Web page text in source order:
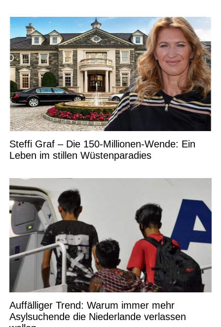
Steffi Graf – Die 150-Millionen-Wende: Ein
Leben im stillen Wüstenparadies
Auffälliger Trend: Warum immer mehr
Asylsuchende die Niederlande verlassen